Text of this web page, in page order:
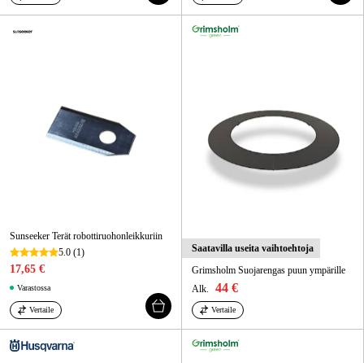
Sunseeker Terät robottiruohonleikkuriin
5.0 (1)
17,65 €
Varastossa
Vertaile
Saatavilla useita vaihtoehtoja
Grimsholm Suojarengas puun ympärille
Alk.
44 €
Vertaile